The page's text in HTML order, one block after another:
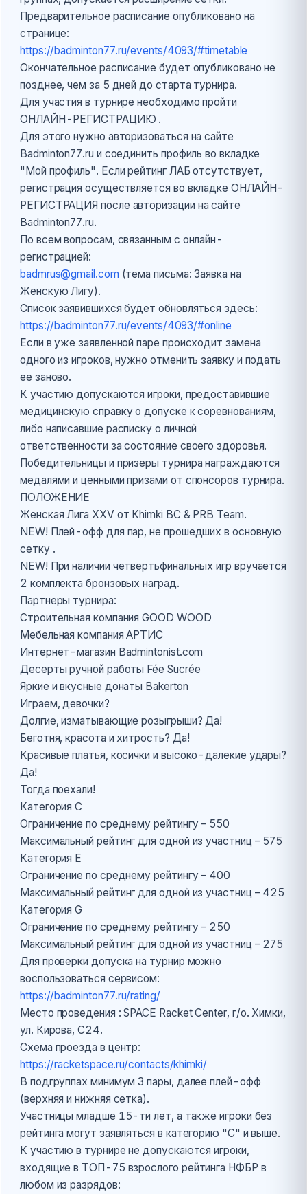
Предварительное расписание опубликовано на
странице:
https://badminton77.ru/events/4093/#timetable
Окончательное расписание будет опубликовано не
позднее, чем за 5 дней до старта турнира.
Для участия в турнире необходимо пройти
ОНЛАЙН-РЕГИСТРАЦИЮ .
Для этого нужно авторизоваться на сайте
Badminton77.ru и соединить профиль во вкладке
"Мой профиль". Если рейтинг ЛАБ отсутствует,
регистрация осуществляется во вкладке ОНЛАЙН-
РЕГИСТРАЦИЯ после авторизации на сайте
Badminton77.ru.
По всем вопросам, связанным с онлайн-
регистрацией:
badmrus@gmail.com (тема письма: Заявка на
Женскую Лигу).
Список заявившихся будет обновляться здесь:
https://badminton77.ru/events/4093/#online
Если в уже заявленной паре происходит замена
одного из игроков, нужно отменить заявку и подать
ее заново.
К участию допускаются игроки, предоставившие
медицинскую справку о допуске к соревнованиям,
либо написавшие расписку о личной
ответственности за состояние своего здоровья.
Победительницы и призеры турнира награждаются
медалями и ценными призами от спонсоров турнира.
ПОЛОЖЕНИЕ
Женская Лига XXV от Khimki BC & PRB Team.
NEW! Плей-офф для пар, не прошедших в основную
сетку .
NEW! При наличии четвертьфинальных игр вручается
2 комплекта бронзовых наград.
Партнеры турнира:
Строительная компания GOOD WOOD
Мебельная компания АРТИС
Интернет-магазин Badmintonist.com
Десерты ручной работы Fée Sucrée
Яркие и вкусные донаты Bakerton
Играем, девочки?
Долгие, изматывающие розыгрыши? Да!
Беготня, красота и хитрость? Да!
Красивые платья, косички и высоко-далекие удары?
Да!
Тогда поехали!
Категория С
Ограничение по среднему рейтингу – 550
Максимальный рейтинг для одной из участниц – 575
Категория Е
Ограничение по среднему рейтингу – 400
Максимальный рейтинг для одной из участниц – 425
Категория G
Ограничение по среднему рейтингу – 250
Максимальный рейтинг для одной из участниц – 275
Для проверки допуска на турнир можно
воспользоваться сервисом:
https://badminton77.ru/rating/
Место проведения : SPACE Racket Center, г/о. Химки,
ул. Кирова, С24.
Схема проезда в центр:
https://racketspace.ru/contacts/khimki/
В подгруппах минимум 3 пары, далее плей-офф
(верхняя и нижняя сетка).
Участницы младше 15-ти лет, а также игроки без
рейтинга могут заявляться в категорию "С" и выше.
К участию в турнире не допускаются игроки,
входящие в TOП-75 взрослого рейтинга НФБР в
любом из разрядов: